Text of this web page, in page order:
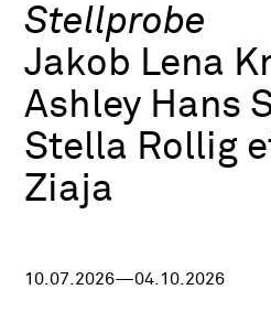
Stellprobe
Jakob Lena
Ashley Hans
Stella Rollig
Ziaja
10.07.2026—04.10.2026